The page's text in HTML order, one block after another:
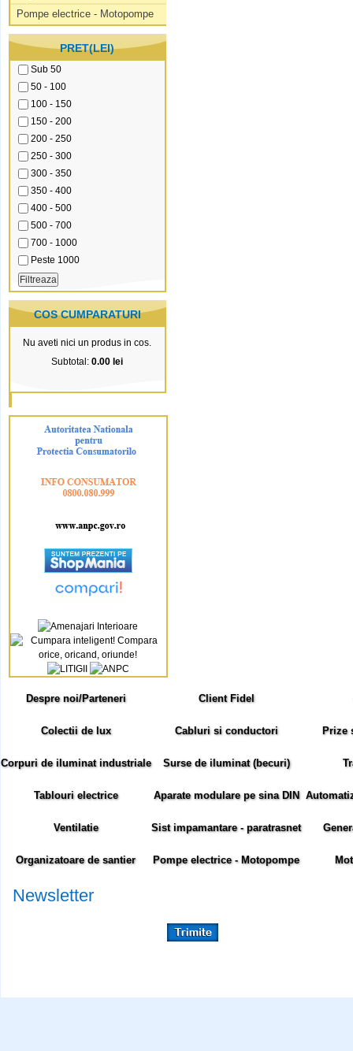
Pompe electrice - Motopompe
PRET(LEI)
Sub 50
50 - 100
100 - 150
150 - 200
200 - 250
250 - 300
300 - 350
350 - 400
400 - 500
500 - 700
700 - 1000
Peste 1000
COS CUMPARATURI
Nu aveti nici un produs in cos.
Subtotal: 0.00 lei
Despre noi/Parteneri Client Fidel
Colectii de lux Cabluri si conductori Prize
Corpuri de iluminat industriale Surse de iluminat (becuri)
Tablouri electrice Aparate modulare pe sina DIN
Ventilatie Sist impamantare - paratrasnet
Organizatoare de santier Pompe electrice - Motopompe
Newsletter